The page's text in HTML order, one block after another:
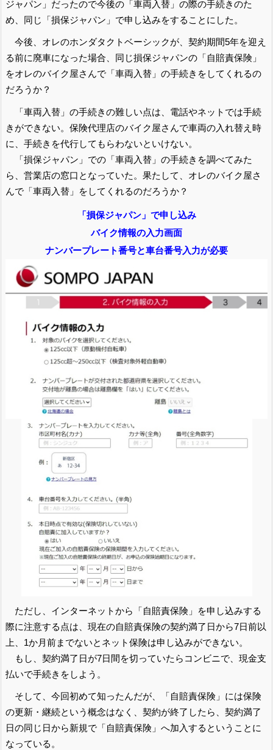
ジャパン」だったので今後の「車両入替」の際の手続きのた
め、同じ「損保ジャパン」で申し込みをすることにした。
今後、オレのホンダタクトベーシックが、契約期間5年を迎え
る前に廃車になった場合、同じ損保ジャパンの「自賠責保険」
をオレのバイク屋さんで「車両入替」の手続きをしてくれるの
だろうか？
「車両入替」の手続きの難しい点は、電話やネットでは手続
きができない。保険代理店のバイク屋さんで車両の入れ替え時
に、手続きを代行してもらわないといけない。
「損保ジャパン」での「車両入替」の手続きを調べてみた
ら、営業店の窓口となっていた。果たして、オレのバイク屋さ
んで「車両入替」をしてくれるのだろうか？
「損保ジャパン」で申し込み
バイク情報の入力画面
ナンバープレート番号と車台番号入力が必要
ただし、インターネットから「自賠責保険」を申し込みする
際に注意する点は、現在の自賠責保険の契約満了日から7日前以
上、1か月前までないとネット保険は申し込みができない。
もし、契約満了日が7日間を切っていたらコンビニで、現金支
払いで手続きをしよう。
そして、今回初めて知ったんだが、「自賠責保険」には保険
の更新・継続という概念はなく、契約が終了したら、契約満了
日の同じ日から新規で「自賠責保険」へ加入するということに
なっている。